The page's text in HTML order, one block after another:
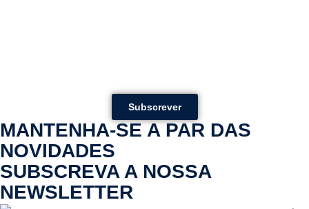
Subscrever
MANTENHA-SE A PAR DAS
NOVIDADES
SUBSCREVA A NOSSA
NEWSLETTER